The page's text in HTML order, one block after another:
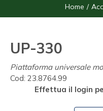
Home
UP-330
Piattaforma universale
Cod: 23.8764.99
Effettua il login